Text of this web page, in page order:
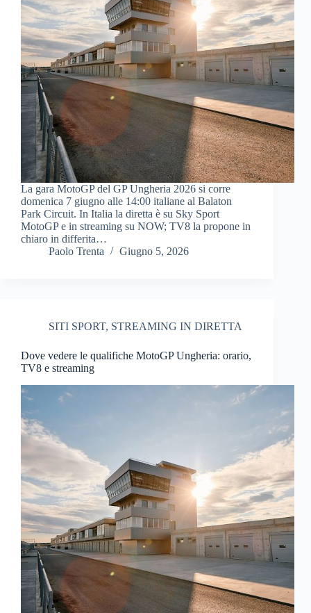
La gara MotoGP del GP Ungheria 2026 si corre
domenica 7 giugno alle 14:00 italiane al Balaton
Park Circuit. In Italia la diretta è su Sky Sport
MotoGP e in streaming su NOW; TV8 la propone in
chiaro in differita…
Paolo Trenta
Giugno 5, 2026
SITI SPORT, STREAMING IN DIRETTA
Dove vedere le qualifiche MotoGP Ungheria: orario,
TV8 e streaming